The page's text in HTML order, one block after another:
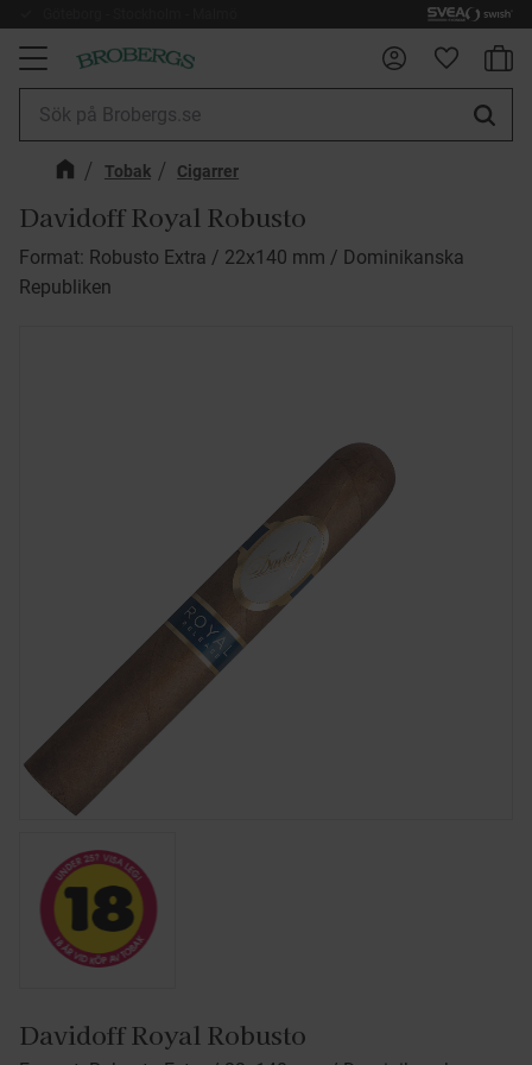
Meny
Tobak Cigarrer
Davidoff Royal Robusto
Format: Robusto Extra / 22x140 mm / Dominikanska
Republiken
Davidoff Royal Robusto